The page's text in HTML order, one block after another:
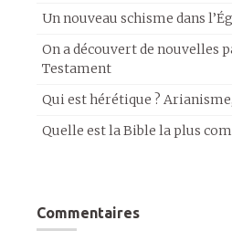
Un nouveau schisme dans
On a découvert de nouvelles
Testament
Qui est hérétique ?
Quelle est la Bible la plus
Commentaires